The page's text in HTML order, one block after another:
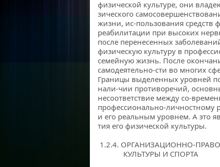
физической культуре, они
зического
жизни, ис-пользования средств
реабилитации при высоких
после перенесенных
физическую культуру в
семейную жизнь. После
самодеятельно-сти во многих
Границы выделенных уровней
нали-чии противоречий,
несоответствие между со-
профессионально-личностному
и его реальным уровнем. А это
тия его физической культуры.
1.2.4. ОРГАНИЗАЦИОННО-
КУЛЬТУРЫ И СПОРТА